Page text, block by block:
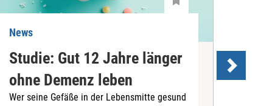
News
Studie: Gut 12 Jahre länger
ohne Demenz leben
Wer seine Gefäße in der Lebensmitte gesund